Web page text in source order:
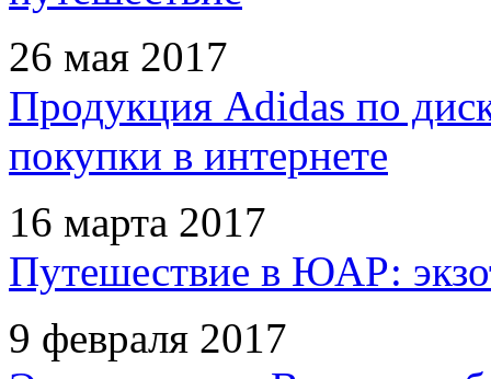
26 мая 2017
Продукция Adidas по
покупки в интернете
16 марта 2017
Путешествие в ЮАР:
9 февраля 2017